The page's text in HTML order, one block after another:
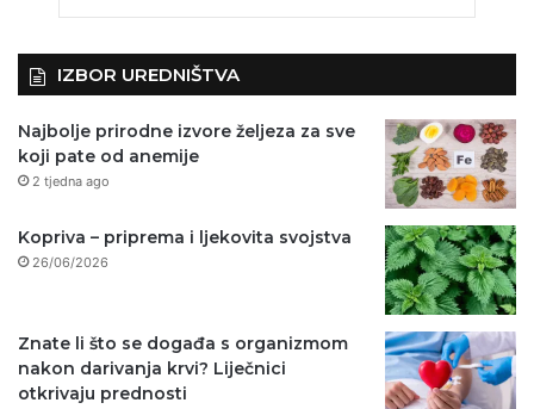
IZBOR UREDNIŠTVA
Najbolje prirodne izvore željeza za sve
koji pate od anemije
2 tjedna ago
Kopriva – priprema i ljekovita svojstva
26/06/2026
Znate li što se događa s organizmom
nakon darivanja krvi? Liječnici
otkrivaju prednosti